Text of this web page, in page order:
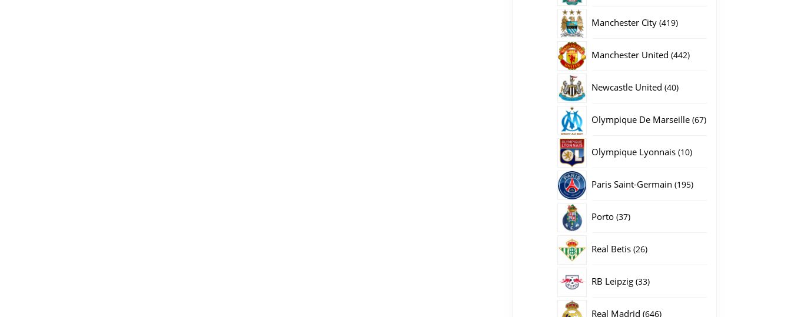
Manchester City 419419
Manchester United 442442
Newcastle United 4040
Olympique De Marseille 6767
Olympique Lyonnais 1010
Paris Saint-Germain 195195
Porto 3737
Real Betis 2626
RB Leipzig 3333
Real Madrid 646646